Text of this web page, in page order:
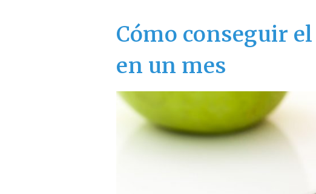
Cómo conseguir
en un mes